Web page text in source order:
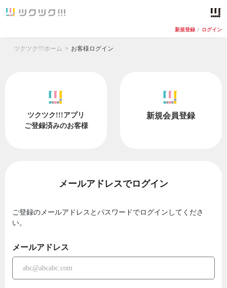
新規登録 / ログイン
ツクツク!!!ホーム お客様ログイン
ツクツク!!!アプリ
ご登録済みのお客様
新規会員登録
メールアドレスでログイン
ご登録のメールアドレスとパスワードでログインしてくださ
い。
メールアドレス